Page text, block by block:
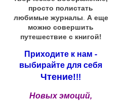
просто полистать
любимые журналы А еще
можно совершить
путешествие с книгой!
Приходите к нам -
выбирайте для себя
Чтение!!!
Новых эмоций,